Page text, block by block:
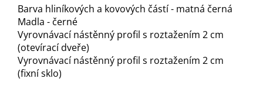
Barva hliníkových a kovových částí - matná černá
Madla - černé
Vyrovnávací nástěnný profil s roztažením 2 cm
(otevírací dveře)
Vyrovnávací nástěnný profil s roztažením 2 cm
(fixní sklo)